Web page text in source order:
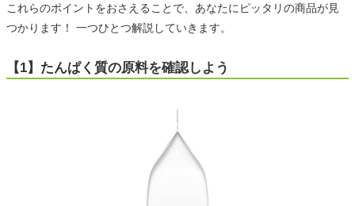
これらのポイントをおさえることで、あなたにピッタリの商品が見
つかります！ 一つひとつ解説していきます。
【1】たんぱく質の原料を確認しよう